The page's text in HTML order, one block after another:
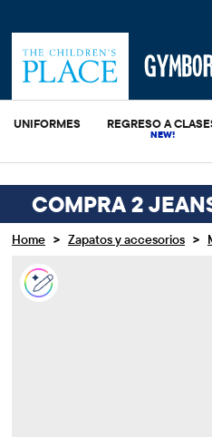
UNIFORMES REGRESO A
COMPRA 2
Home > Zapatos y accesorios >